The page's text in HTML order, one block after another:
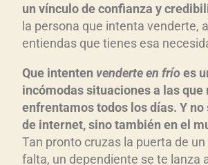
un vínculo de confianza y
la persona que intenta venderte,
entiendas que tienes esa
Que intenten venderte en fríoes
incómodas situaciones a las que
enfrentamos todos los días. Y no
de internet, sino también en el
Tan pronto cruzas la puerta de
falta, un dependiente se te lanza